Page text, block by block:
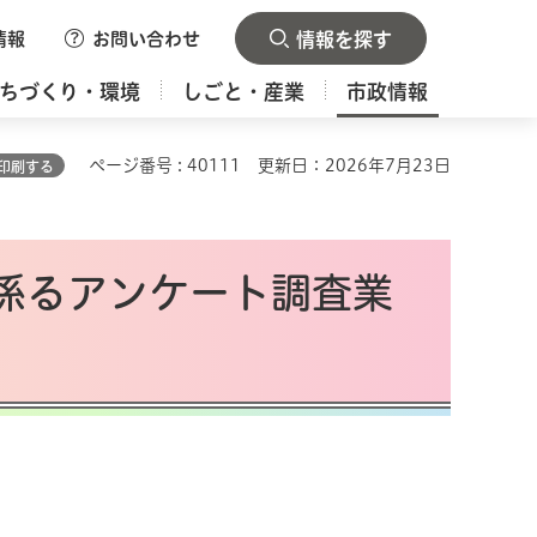
報 お問い合わせ 情報を探す
づくり・環境 しごと・産業 市政情報
刷する ページ番号 : 40111 更新日：2026年7月23日
るアンケート調査業